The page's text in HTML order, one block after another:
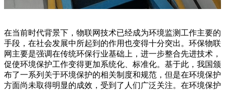
在当前时代背景下，物联网技术已经成为环境监测工作主要的
手段，在社会发展中所起到的作用也变得十分突出。环保物联
网主要是强调在传统环保行业基础上，进一步整合先进技术，
促使环境保护工作变得更加系统化、标准化。基于此，我国颁
布了一系列关于环境保护的相关制度和规范，但是在环境保护
方面尚未取得明显的成效，受到了人们广泛关注。在环境保护